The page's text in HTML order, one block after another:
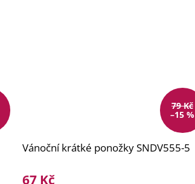
79 Kč
–15 %
Vánoční krátké ponožky SNDV555-5
67 Kč